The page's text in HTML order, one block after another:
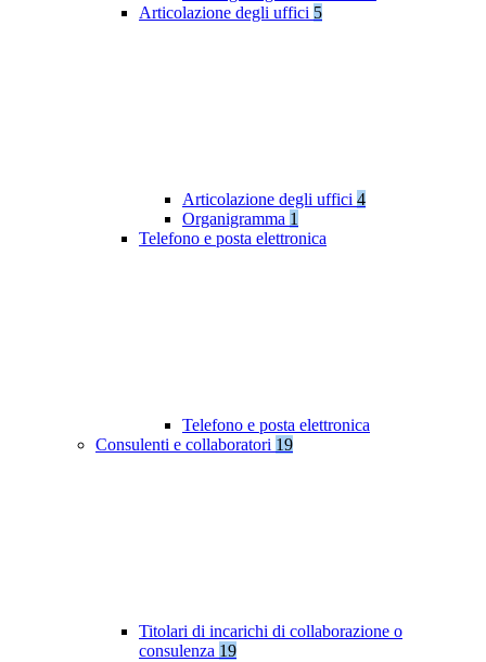
Articolazione degli uffici 5
Articolazione degli uffici 4
Organigramma 1
Telefono e posta elettronica
Telefono e posta elettronica
Consulenti e collaboratori 19
Titolari di incarichi di collaborazione o
consulenza 19